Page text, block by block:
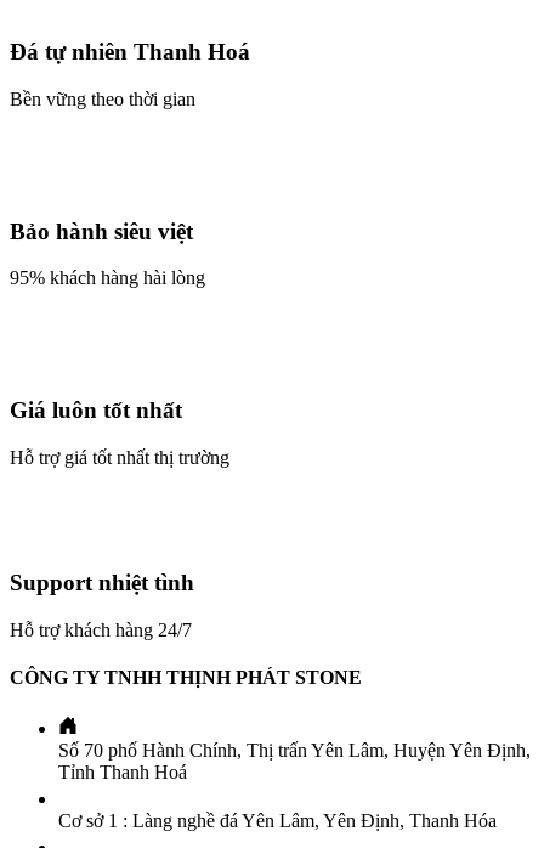
Đá tự nhiên Thanh Hoá
Bền vững theo thời gian
Bảo hành siêu việt
95% khách hàng hài lòng
Giá luôn tốt nhất
Hỗ trợ giá tốt nhất thị trường
Support nhiệt tình
Hỗ trợ khách hàng 24/7
CÔNG TY TNHH THỊNH PHÁT STONE
Số 70 phố Hành Chính, Thị trấn Yên Lâm, Huyện Yên Định,
Tỉnh Thanh Hoá
Cơ sở 1 : Làng nghề đá Yên Lâm, Yên Định, Thanh Hóa